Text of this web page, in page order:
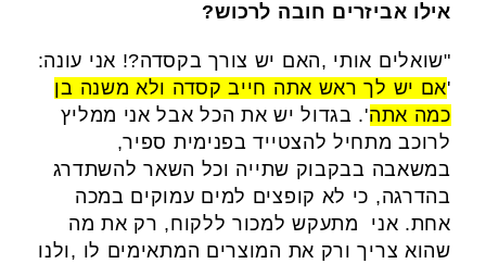
אילו אביזרים חובה לרכוש?
"שואלים אותי ,האם יש צורך בקסדה?! אני עונה:
'אם יש לך ראש אתה חייב קסדה ולא משנה בן
כמה אתה'. בגדול יש את הכל אבל אני ממליץ
לרוכב מתחיל להצטייד בפנימית ספיר,
במשאבה בבקבוק שתייה וכל השאר להשתדרג
בהדרגה, כי לא קופצים למים עמוקים במכה
אחת. אני מתעקש למכור ללקוח, רק את מה
שהוא צריך ורק את המוצרים המתאימים לו ,ולנו